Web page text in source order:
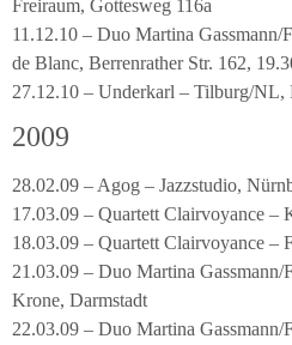
Freiraum, Gottesweg 116a
11.12.10 – Duo Martina
de Blanc, Berrenrather Str. 162,
27.12.10 – Underkarl – Tilburg/NL,
2009
28.02.09 – Agog – Jazzstudio,
17.03.09 – Quartett Clairvoyance –
18.03.09 – Quartett Clairvoyance –
21.03.09 – Duo Martina
Krone, Darmstadt
22.03.09 – Duo Martina